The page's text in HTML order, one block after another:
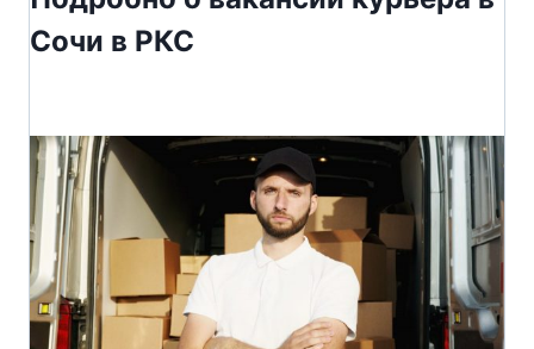
Сочи в РКС